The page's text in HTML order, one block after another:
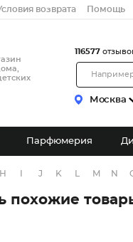
возврата Помощь
Москва
116577
Парфюмерия
H J K M N
похожие